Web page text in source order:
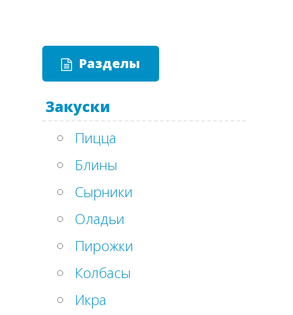
Разделы
Закуски
Пицца
Блины
Сырники
Оладьи
Пирожки
Колбасы
Икра